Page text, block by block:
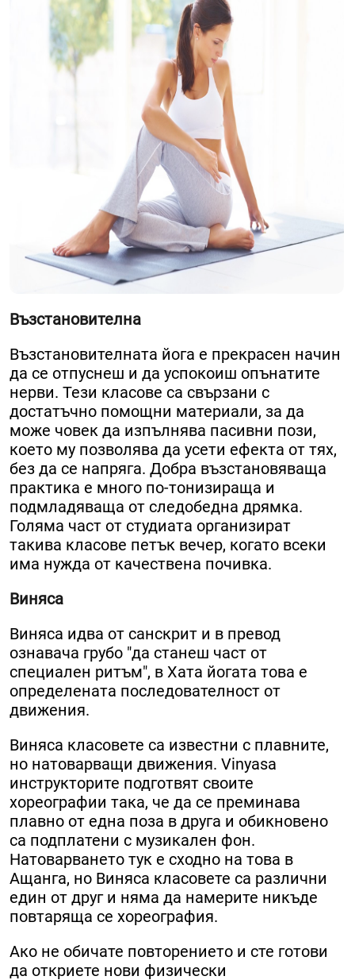
Възстановителна
Възстановителната йога е прекрасен начин
да се отпуснеш и да успокоиш опънатите
нерви. Тези класове са свързани с
достатъчно помощни материали, за да
може човек да изпълнява пасивни пози,
което му позволява да усети ефекта от тях,
без да се напряга. Добра възстановяваща
практика е много по-тонизираща и
подмладяваща от следобедна дрямка.
Голяма част от студиата организират
такива класове петък вечер, когато всеки
има нужда от качествена почивка.
Виняса
Виняса идва от санскрит и в превод
ознавача грубо "да станеш част от
специален ритъм", в Хата йогата това е
определената последователност от
движения.
Виняса класовете са известни с плавните,
но натоварващи движения. Vinyasa
инструкторите подготвят своите
хореографии така, че да се преминава
плавно от една поза в друга и обикновено
са подплатени с музикален фон.
Натоварването тук е сходно на това в
Ащанга, но Виняса класовете са различни
един от друг и няма да намерите никъде
повтаряща се хореография.
Ако не обичате повторението и сте готови
да откриете нови физически